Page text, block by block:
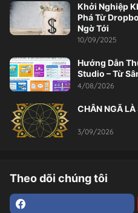
Khởi Nghiệp
Phá Từ
Ngờ Tới
10/09/2025
Hướng Dẫn
Studio – Từ
4/08/2026
CHÂN NGÃ LÀ
3/09/2026
Theo dõi chúng tôi